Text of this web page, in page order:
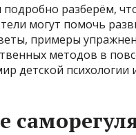
разберём,
могут помочь
примеры
методов в
детской психологии